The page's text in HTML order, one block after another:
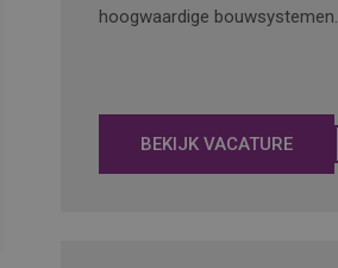
hoogwaardige bouwsystemen.
BEKIJK VACATURE